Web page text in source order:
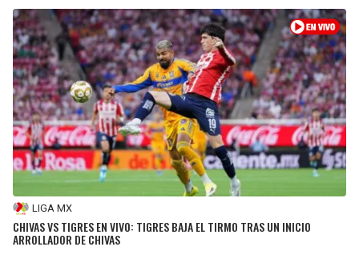
LIGA MX
CHIVAS VS TIGRES EN VIVO: TIGRES BAJA EL TIRMO TRAS UN INICIO
ARROLLADOR DE CHIVAS